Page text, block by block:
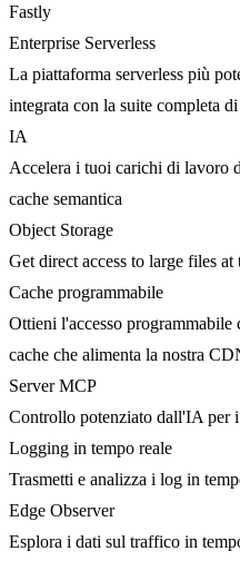
Fastly
Enterprise Serverless
La piattaforma serverless più
integrata con la suite completa
IA
Accelera i tuoi carichi di lavoro
cache semantica
Object Storage
Get direct access to large files
Cache programmabile
Ottieni l'accesso programmabile
cache che alimenta la nostra
Server MCP
Controllo potenziato dall'IA per
Logging in tempo reale
Trasmetti e analizza i log in
Edge Observer
Esplora i dati sul traffico in